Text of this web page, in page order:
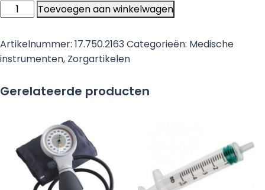
Heine
Allspec
Disposable
Tips
-
mm
aantal
Toevoegen aan winkelwagen
Artikelnummer: 17.750.2163Categorieën: Medische
instrumenten, Zorgartikelen
Gerelateerde producten